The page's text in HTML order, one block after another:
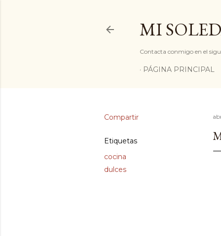
MI
Contacta conmigo en el
PÁGINA PRINCIPAL
Compartir
Etiquetas
cocina
dulces